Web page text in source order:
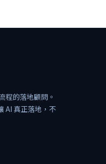
程的落地顧問。
AI 真正落地，不